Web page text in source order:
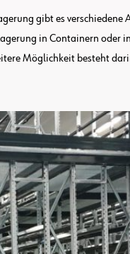
gibt es
in Containern
Möglichkeit besteht